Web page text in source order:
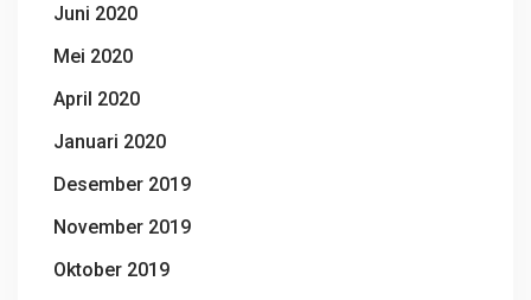
Juni 2020
Mei 2020
April 2020
Januari 2020
Desember 2019
November 2019
Oktober 2019